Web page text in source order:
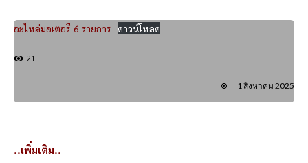
อะไหล่มอเตอรื-6-รายการ ดาวน์โหลด
21
1 สิงหาคม 2025
..เพิ่มเติม..